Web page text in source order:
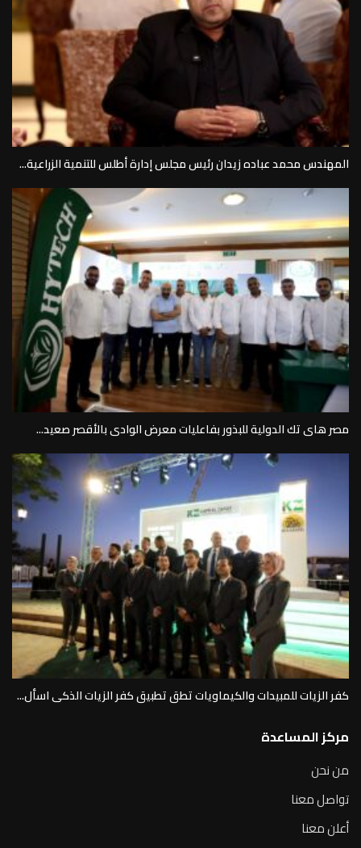
المهندس محمد عباده زيدان رئيس مجلس إدارة أطلس للتنمية الزراعية...
مصر هاى تك الدولية للبذور بفاعليات معرض الوادى بالأقصر صعيد...
كفر الزيات للمبيدات والكيماويات تطق تطبيق كفر الزيات الذكى اسأل...
مركز المساعدة
من نحن
تواصل معنا
أعلن معنا